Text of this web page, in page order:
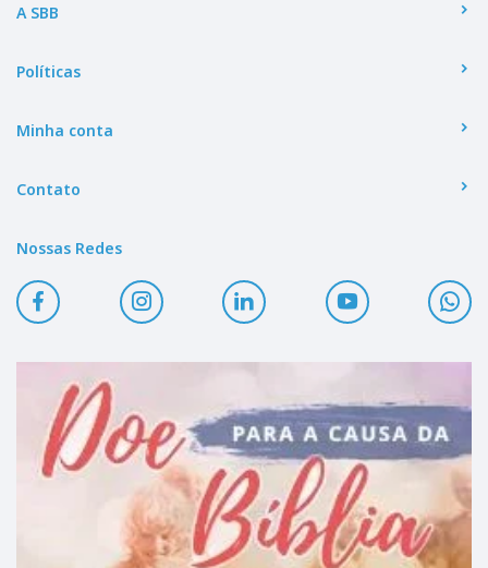
A SBB
Políticas
Minha conta
Contato
Nossas Redes